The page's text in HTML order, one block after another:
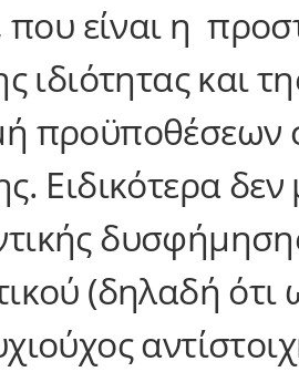
είναι η
ιδιότητας
προϋποθέσεων
Ειδικότερα
(δηλαδή ότι